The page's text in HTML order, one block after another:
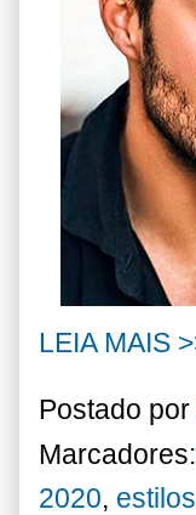
LEIA MAIS
Postado por
Marcadores:
2020,